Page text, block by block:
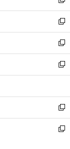
開
く
ウ
で
開
く
ン
ド
ウ
で
開
く
ウ
ィ
ン
ド
ウ
で
開
新
し
い
ウ
ィ
ン
ド
ウ
開
く
新
し
い
ウ
ィ
ン
ウ
で
開
く
新
し
い
ウ
ン
ド
ウ
で
新
し
ウ
ィ
ン
ド
新
し
い
新